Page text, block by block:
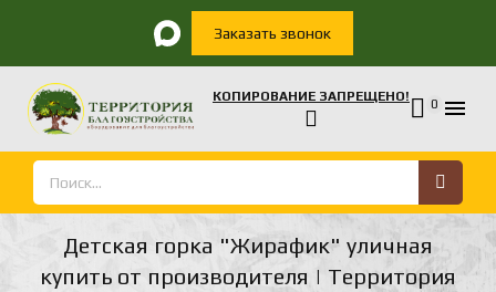
Заказать звонок
КОПИРОВАНИЕ ЗАПРЕЩЕНО! 0 
Детская горка "Жирафик" уличная
купить от производителя | Территория